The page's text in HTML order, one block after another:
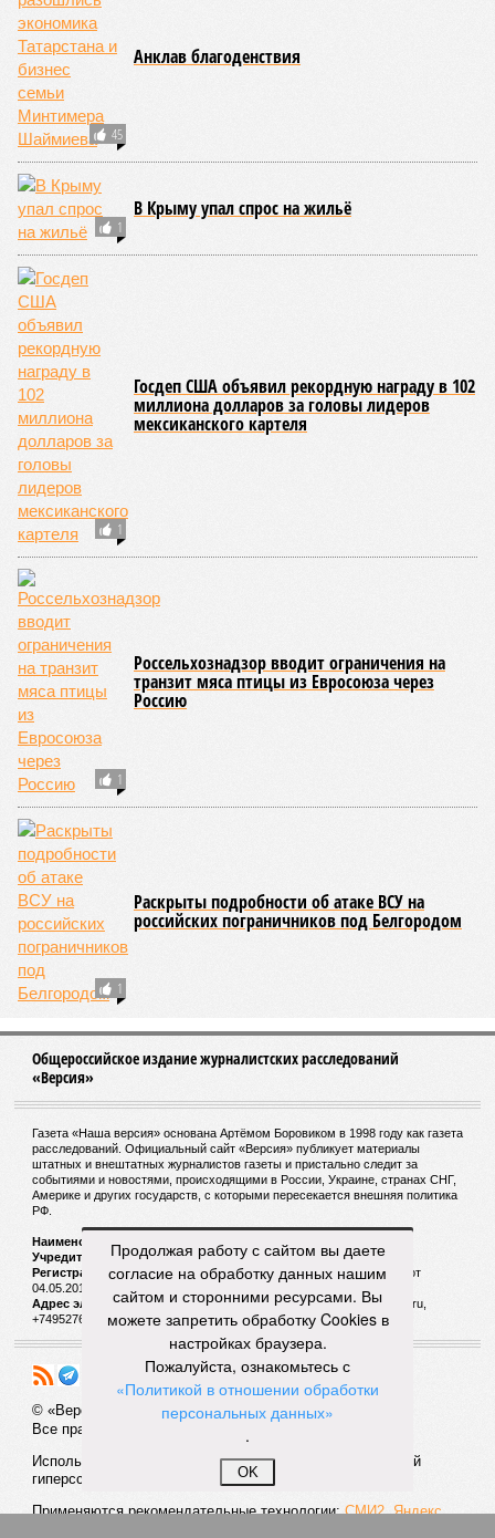
45
Анклав благоденствия
1
В Крыму упал спрос на жильё
1
Госдеп США объявил рекордную награду в 102
миллиона долларов за головы лидеров
мексиканского картеля
1
Россельхознадзор вводит ограничения на
транзит мяса птицы из Евросоюза через
Россию
1
Раскрыты подробности об атаке ВСУ на
российских пограничников под Белгородом
Общероссийское издание журналистских расследований
«Версия»
Газета «Наша версия» основана Артёмом Боровиком в 1998 году как газета
расследований. Официальный сайт «Версия» публикует материалы
штатных и внештатных журналистов газеты и пристально следит за
событиями и новостями, происходящими в России, Украине, странах СНГ,
Америке и других государств, с которыми пересекается внешняя политика
РФ.
Наименование:
Учредитель:
ООО «Версия»,Главный редактор:Горевой Р. Г.
Регистрационный номер Роскомнадзора:ЭЛ № ФС 77 - 72681 от
04.05.2018 г.
Адрес электронной почты и телефон редакции:versia@versia.ru,
+74952760348
© «Версия»
Все права защищены
Использование материалов «Версии» без индексируемой
гиперссылки запрещено
Применяются рекомендательные технологии:СМИ2, Яндекс,
Продолжая работу с сайтом вы даете
согласие на обработку данных нашим
сайтом и сторонними ресурсами. Вы
можете запретить обработку Cookies в
настройках браузера.
Пожалуйста, ознакомьтесь с
«Политикой в отношении обработки
персональных данных»
.
OK